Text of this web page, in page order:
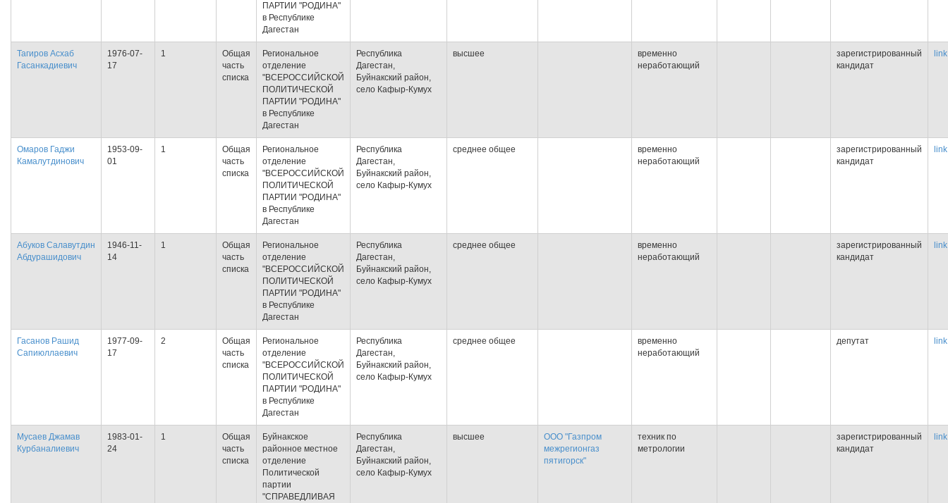
ПАРТИИ "РОДИНА"
в Республике
Дагестан
Тагиров Асхаб
Гасанкадиевич
1976-07-
17
1
Общая
часть
списка
Региональное
отделение
"ВСЕРОССИЙСКОЙ
ПОЛИТИЧЕСКОЙ
ПАРТИИ "РОДИНА"
в Республике
Дагестан
Республика
Дагестан,
Буйнакский район,
село Кафыр-Кумух
высшее
временно
неработающий
зарегистрированный
кандидат
link
Омаров Гаджи
Камалутдинович
1953-09-
01
1
Общая
часть
списка
Региональное
отделение
"ВСЕРОССИЙСКОЙ
ПОЛИТИЧЕСКОЙ
ПАРТИИ "РОДИНА"
в Республике
Дагестан
Республика
Дагестан,
Буйнакский район,
село Кафыр-Кумух
среднее общее
временно
неработающий
зарегистрированный
кандидат
link
Абуков Салавутдин
Абдурашидович
1946-11-
14
1
Общая
часть
списка
Региональное
отделение
"ВСЕРОССИЙСКОЙ
ПОЛИТИЧЕСКОЙ
ПАРТИИ "РОДИНА"
в Республике
Дагестан
Республика
Дагестан,
Буйнакский район,
село Кафыр-Кумух
среднее общее
временно
неработающий
зарегистрированный
кандидат
link
Гасанов Рашид
Сапиюллаевич
1977-09-
17
2
Общая
часть
списка
Региональное
отделение
"ВСЕРОССИЙСКОЙ
ПОЛИТИЧЕСКОЙ
ПАРТИИ "РОДИНА"
в Республике
Дагестан
Республика
Дагестан,
Буйнакский район,
село Кафыр-Кумух
среднее общее
временно
неработающий
депутат link
Мусаев Джамав
Курбаналиевич
1983-01-
24
1
Общая
часть
списка
Буйнакское
районное местное
отделение
Политической
партии
"СПРАВЕДЛИВАЯ
Республика
Дагестан,
Буйнакский район,
село Кафыр-Кумух
высшее
ООО "Газпром
межрегионгаз
пятигорск"
техник по
метрологии
зарегистрированный
кандидат
link